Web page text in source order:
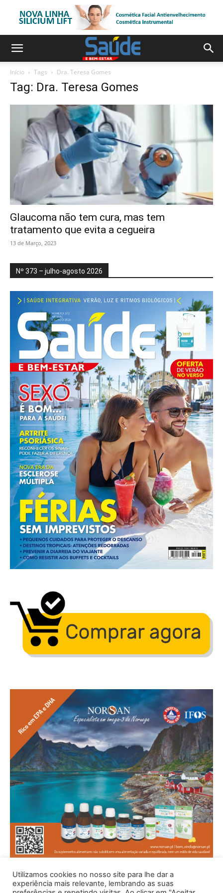
Início Tags Dra. Teresa Gomes
Tag: Dra. Teresa Gomes
Glaucoma não tem cura, mas tem
tratamento que evita a cegueira
13 de Março, 2023
Nº 373 – julho-agosto 2026
Utilizamos cookies no nosso site para lhe dar a
experiência mais relevante, lembrando as suas